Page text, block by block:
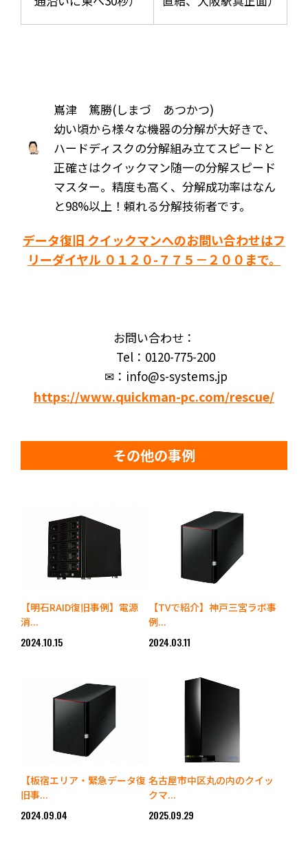
嶌津 篤勝(しまづ あつかつ)
幼い頃から様々な機器の分解が大好きで、
ハードディスクの分解組み立てスピードと
正確さはクイックマン随一の分解スピード
マスター。精度も高く、分解成功率はなん
と98%以上！頼れる分解技術者です。
データ復旧 クイックマンへのお問い合わせはフ
リーダイヤル ０１２０-７７５－２００まで。
お問い合わせ：
Tel：0120-775-200
✉：info@s-systems.jp
https://www.quickman-pc.com/rescue/
その他の事例
【明石RAID復旧事例】電源
消...
2024.10.15
【TVで紹介】神戸三宮ラボ事
例...
2024.03.11
【板宿エリア・緊急データ復
旧事...
2024.09.04
名古屋市中区丸の内のクイッ
クマ...
2025.09.29